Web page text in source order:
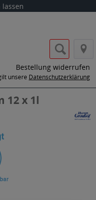
Bestellung widerrufen
unsere Datenschutzerklärung
12 x 1l